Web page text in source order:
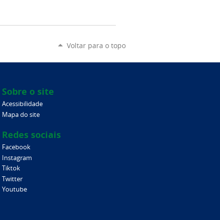
Voltar para o topo
Sobre o site
Acessibilidade
Mapa do site
Redes sociais
Facebook
Instagram
Tiktok
Twitter
Youtube